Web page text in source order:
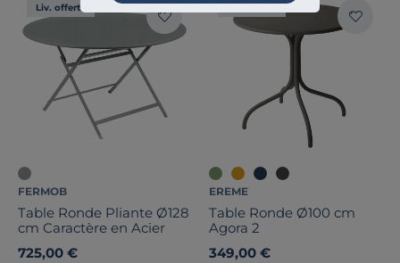
Liv. offerte
FERMOB
Table Ronde Pliante Ø128
cm Caractère en Acier
725,00 €
EREME
Table Ronde Ø100 cm
Agora 2
349,00 €